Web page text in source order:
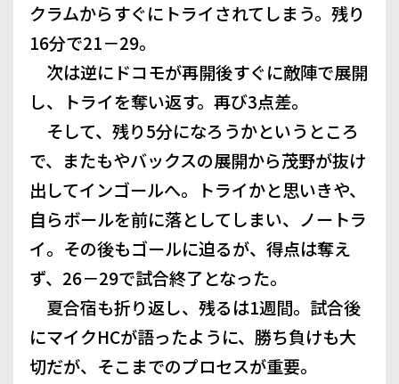
クラムからすぐにトライされてしまう。残り
16分で21－29。
次は逆にドコモが再開後すぐに敵陣で展開
し、トライを奪い返す。再び3点差。
そして、残り5分になろうかというところ
で、またもやバックスの展開から茂野が抜け
出してインゴールへ。トライかと思いきや、
自らボールを前に落としてしまい、ノートラ
イ。その後もゴールに迫るが、得点は奪え
ず、26－29で試合終了となった。
夏合宿も折り返し、残るは1週間。試合後
にマイクHCが語ったように、勝ち負けも大
切だが、そこまでのプロセスが重要。